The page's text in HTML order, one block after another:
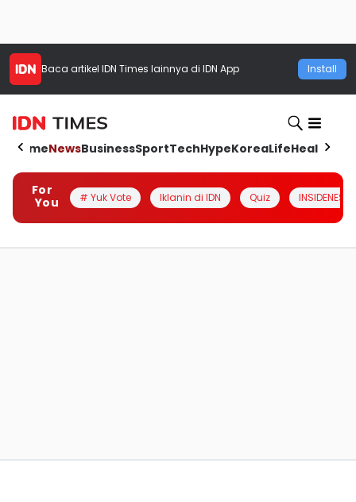
Baca artikel IDN Times lainnya di IDN App Install
HomeNewsBusinessSportTechHypeKoreaLifeHealth
For
You
# Yuk Vote Iklanin di IDN Quiz INSIDENESIA